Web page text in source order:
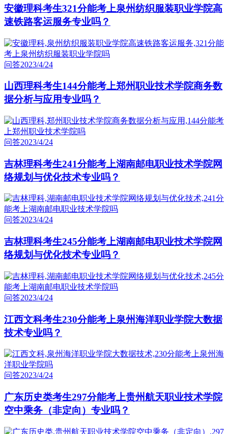
安徽理科考生321分能考上泉州纺织服装职业学院高
速铁路客运服务专业吗？
问答2023/4/24
山西理科考生144分能考上郑州职业技术学院商务数
据分析与应用专业吗？
问答2023/4/24
吉林理科考生241分能考上湖南邮电职业技术学院网
络规划与优化技术专业吗？
问答2023/4/24
吉林理科考生245分能考上湖南邮电职业技术学院网
络规划与优化技术专业吗？
问答2023/4/24
江西文科考生230分能考上泉州海洋职业学院大数据
技术专业吗？
问答2023/4/24
广东历史类考生297分能考上贵州航天职业技术学院
空中乘务（非定向）专业吗？